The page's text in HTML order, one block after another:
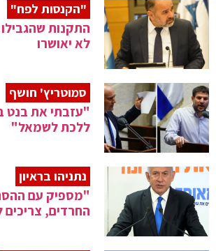
"הקנסות לפח"
התקנות
לא יאושרו
סמוטריץ' חושף
"עזבתי את בנט
ללכת לשמאל"
נתניהו בראיון
"מספיק עם
החרדים,